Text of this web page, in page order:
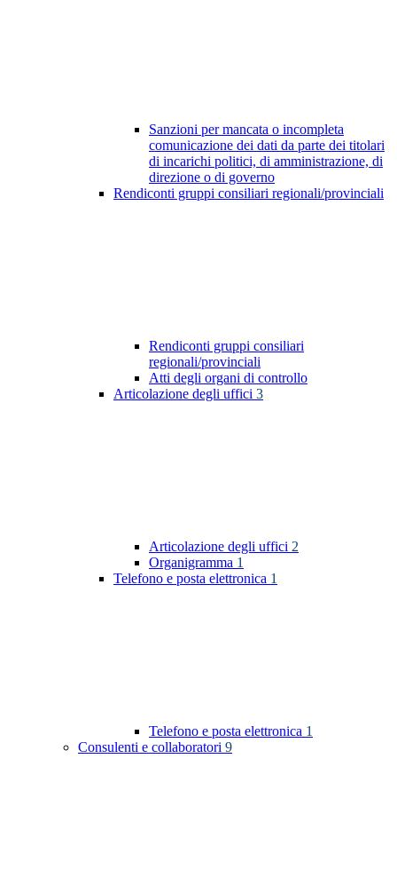
Sanzioni per mancata o incompleta
comunicazione dei dati da parte dei titolari
di incarichi politici, di amministrazione, di
direzione o di governo
Rendiconti gruppi consiliari regionali/provinciali
Rendiconti gruppi consiliari
regionali/provinciali
Atti degli organi di controllo
Articolazione degli uffici 3
Articolazione degli uffici 2
Organigramma 1
Telefono e posta elettronica 1
Telefono e posta elettronica 1
Consulenti e collaboratori 9